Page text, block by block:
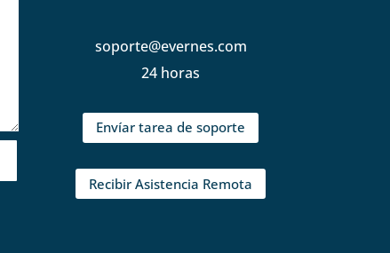
soporte@evernes.com
24 horas
Envíar tarea de soporte
Recibir Asistencia Remota